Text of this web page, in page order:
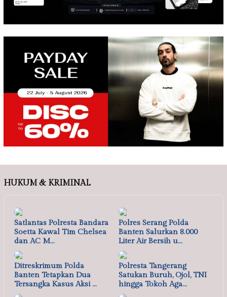
HUKUM & KRIMINAL
Satlantas Polresta Bandara
Soetta Kawal Tim Chelsea
dan AC M…
Polres Serang Polda
Banten Salurkan 8.000
Liter Air Bersih u…
Ditreskrimum Polda
Banten Tetapkan Dua
Tersangka Kasus Aksi …
Polresta Tangerang
Satukan Buruh, Ojol, TNI
hingga Tokoh Aga…